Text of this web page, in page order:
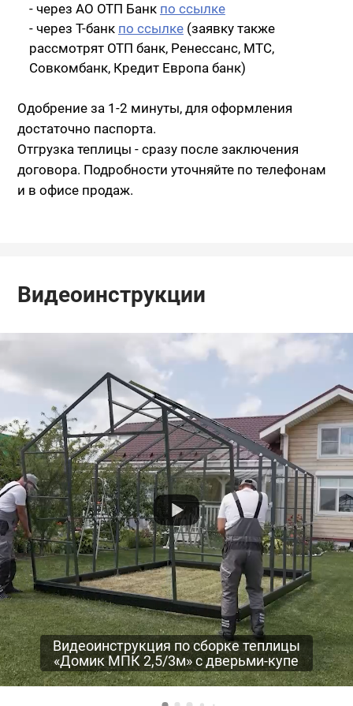
- через АО ОТП Банк по ссылке
- через Т-банк по ссылке(заявку также
рассмотрят ОТП банк, Ренессанс, МТС,
Совкомбанк, Кредит Европа банк)
Одобрение за 1-2 минуты, для оформления
достаточно паспорта.
Отгрузка теплицы - сразу после заключения
договора. Подробности уточняйте по телефонам
и в офисе продаж.
Видеоинструкции
Видеоинструкция по сборке теплицы
«Домик МПК 2,5/3м» с дверьми-купе